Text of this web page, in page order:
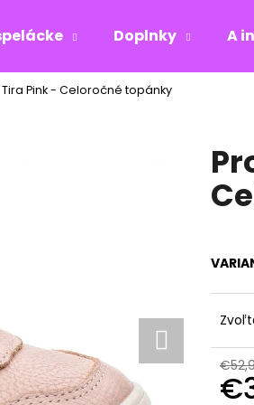
Doplnky A
Pink - Celoročné topánky
Čo potrebujete nájsť?